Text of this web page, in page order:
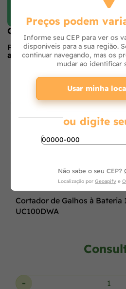
Opiniões de quem
Produto ainda sem avaliações,
avaliarno formulário ao lado.
Cortador de Galhos à Bateria
UC100DWA
-
Preços podem
Informe seu CEP para ver os
disponíveis para a sua região.
continuar navegando, mas os
mudar ao identificar
Usar minha
ou digite
Não sabe o seu CEP?
Localização por Geoapify e